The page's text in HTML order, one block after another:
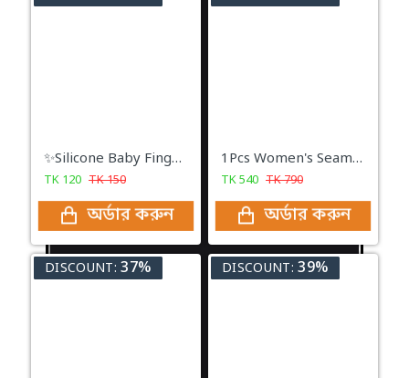
✨Silicone Baby Finger Brush✨
TK 120 TK150
অর্ডার করুন
1Pcs Women's Seamless Tummy Control Waist Trainer Body Shaper- Black
TK540 TK790
অর্ডার করুন
DISCOUNT: 37% DISCOUNT: 39%